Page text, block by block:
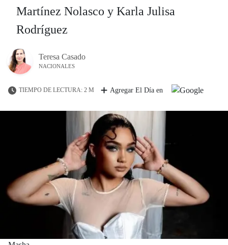
Martínez Nolasco y Karla Julisa
Rodríguez
Teresa Casado
NACIONALES
TIEMPO DE LECTURA: 2 M Agregar El Día en